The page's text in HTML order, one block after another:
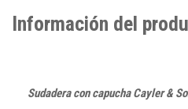
Información del
Sudadera con capucha Cayler &